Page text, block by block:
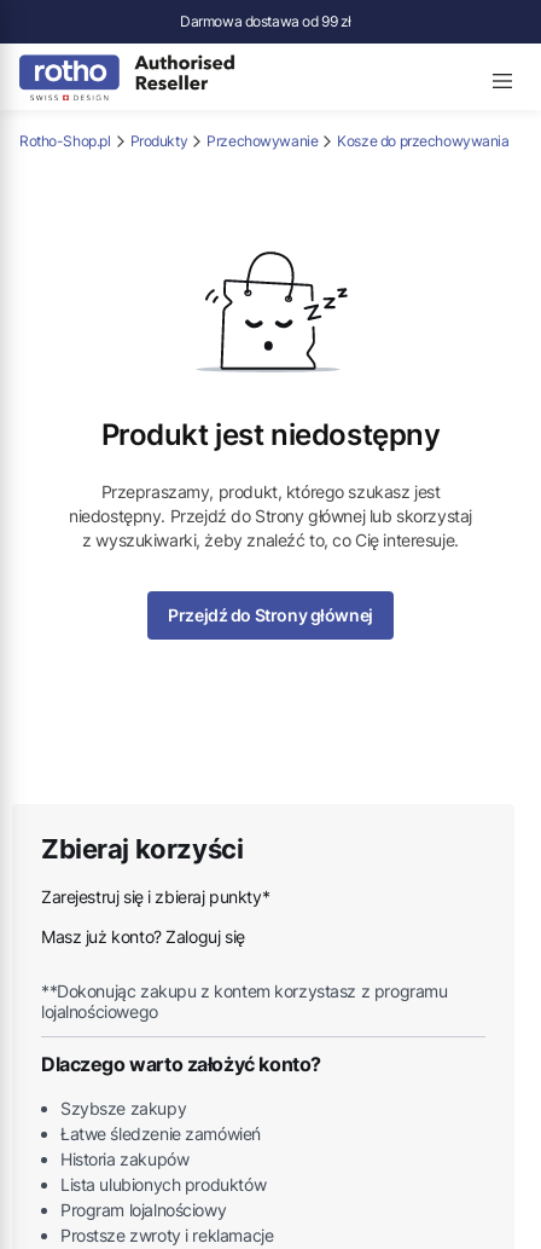
Darmowa dostawa od 99 zł
Rotho-Shop.pl Produkty Przechowywanie Kosze do przechowywania
Produkt jest niedostępny
Przepraszamy, produkt, którego szukasz jest
niedostępny. Przejdź do Strony głównej lub skorzystaj
z wyszukiwarki, żeby znaleźć to, co Cię interesuje.
Przejdź do Strony głównej
Zbieraj korzyści
Zarejestruj się i zbieraj punkty*
Masz już konto? Zaloguj się
**Dokonując zakupu z kontem korzystasz z programu
lojalnościowego
Dlaczego warto założyć konto?
Szybsze zakupy
Łatwe śledzenie zamówień
Historia zakupów
Lista ulubionych produktów
Program lojalnościowy
Prostsze zwroty i reklamacje